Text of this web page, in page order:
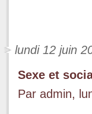
lundi 12 juin
Sexe et
Par admin,